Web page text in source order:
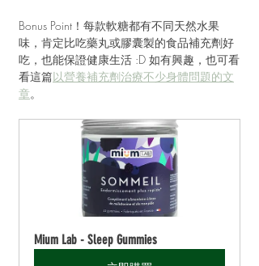
Bonus Point！每款軟糖都有不同天然水果
味，肯定比吃藥丸或膠囊製的食品補充劑好
吃，也能保證健康生活 :D 如有興趣，也可看
看這篇以營養補充劑治療不少身體問題的文
章。
Mium Lab - Sleep Gummies